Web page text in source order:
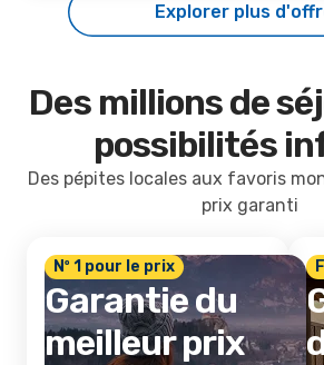
Explorer plus
Des millions de
possibilités
Des pépites locales aux favoris
prix garanti
Nº 1 pour le prix
Garantie du
meilleur prix